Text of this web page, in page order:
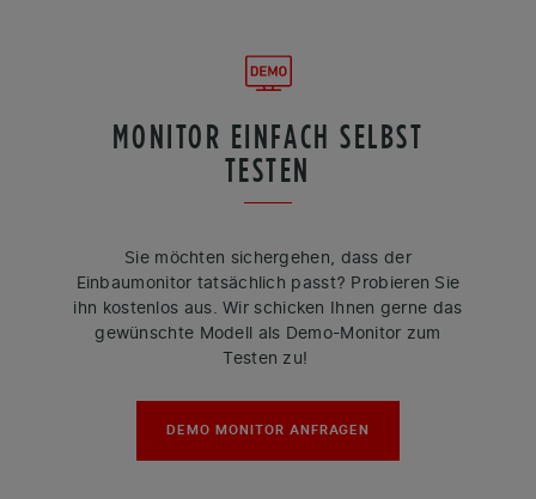
MONITOR EINFACH SELBST
TESTEN
Sie möchten sichergehen, dass der
Einbaumonitor tatsächlich passt? Probieren Sie
ihn kostenlos aus. Wir schicken Ihnen gerne das
gewünschte Modell als Demo-Monitor zum
Testen zu!
DEMO MONITOR ANFRAGEN